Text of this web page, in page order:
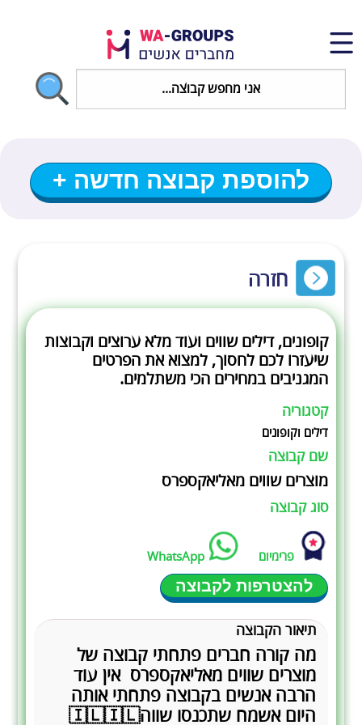
להוספת קבוצה חדשה +
חזרה
קופונים, דילים שווים ועוד מלא ערוצים וקבוצות
שיעזרו לכם לחסוך, למצוא את הפרטים
המגניבים במחירים הכי משתלמים.
קטגוריה
דילים וקופונים
שם קבוצה
‏מוצרים שווים מאליאקספרס
סוג קבוצה
פרימיום WhatsApp
להצטרפות לקבוצה
תיאור הקבוצה
מה קורה חברים ‏פתחתי קבוצה של
מוצרים שווים מאליאקספרס ‏ ‏אין עוד
הרבה אנשים בקבוצה פתחתי אותה
היום אשמח שתכנסו שווה🇮🇱🇮🇱